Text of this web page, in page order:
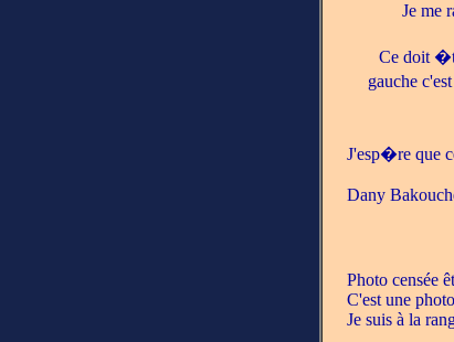
Je me
Ce doit
gauche
J'esp�re que
Dany
Photo censée
C'est une
Je suis à la